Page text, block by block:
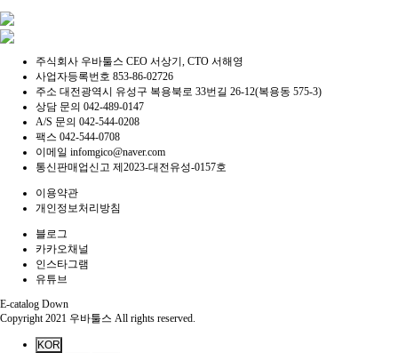
주식회사 우바툴스 CEO 서상기, CTO 서해영
사업자등록번호 853-86-02726
주소 대전광역시 유성구 복용북로 33번길 26-12(복용동 575-3)
상담 문의 042-489-0147
A/S 문의 042-544-0208
팩스 042-544-0708
이메일 infomgico@naver.com
통신판매업신고 제2023-대전유성-0157호
이용약관
개인정보처리방침
블로그
카카오채널
인스타그램
유튜브
E-catalog Down
Copyright 2021 우바툴스 All rights reserved.
KOR